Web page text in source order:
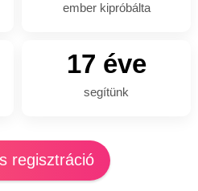
ember kipróbálta
17 éve
segítünk
regisztráció